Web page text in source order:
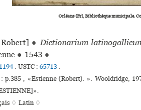
Orléans (Fr), Bibliothèque municipale.
● Dictionarium
● 1543 ●
. USTC : 65713 .
p.385 , «Estienne (Robert). ». Wooldridge,
♢ Latin ♢